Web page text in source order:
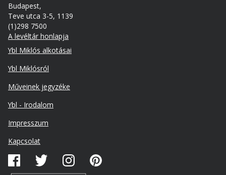
Budapest,
Teve utca 3-5, 1139
(1)298 7500
A levéltár honlapja
Footer
Ybl Miklós alkotásai
Ybl Miklósról
Műveinek jegyzéke
Ybl - Irodalom
Lábléc
másodlagos
Impresszum
Kapcsolat
Közösségi
média